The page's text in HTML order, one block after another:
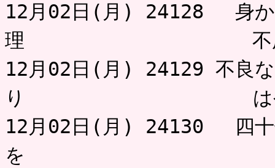
12月02日(月) 24128 身か
理 不用之
12月02日(月) 24129 不良な
り はや
12月02日(月) 24130 四十
を 不用